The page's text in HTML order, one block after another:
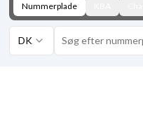
Nummerplade
DK